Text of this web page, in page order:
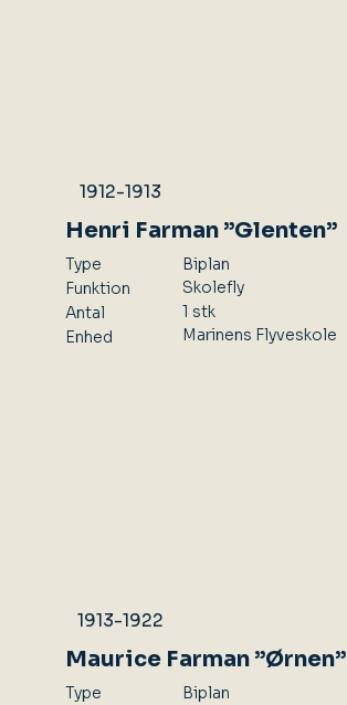
1912-1913
Henri Farman ”Glenten”
Type
Funktion
Antal
Enhed
Biplan
Skolefly
1 stk
Marinens Flyveskole
1913-1922
Maurice Farman ”Ørnen”
Type
Biplan